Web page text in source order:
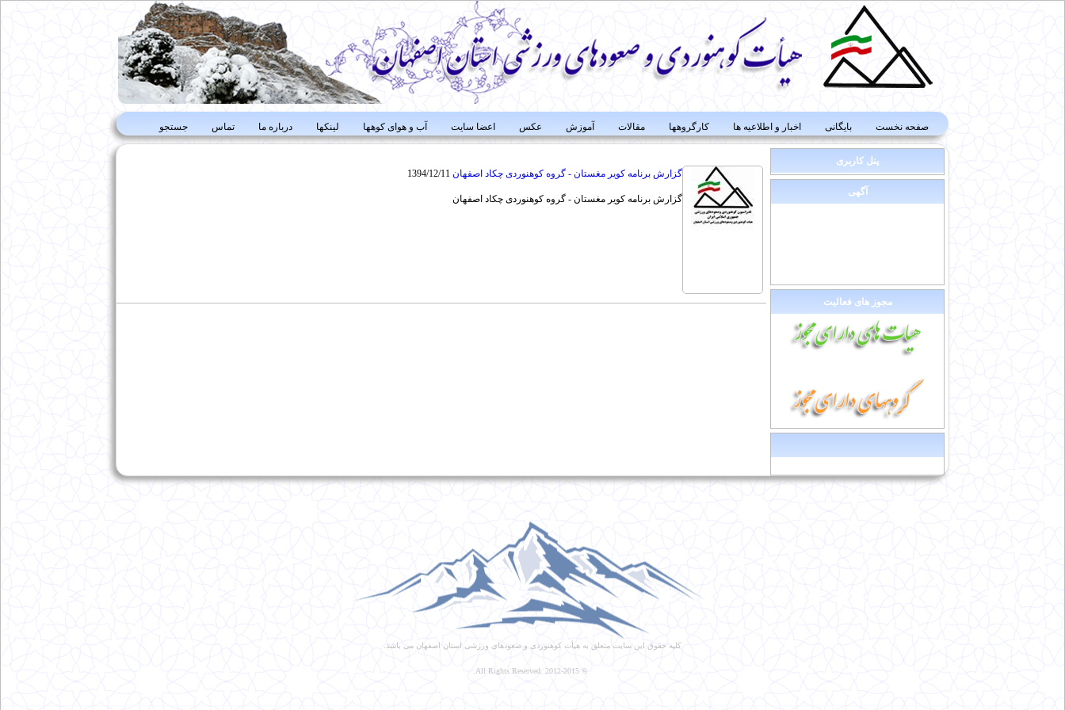
صفحه نخست بایگانی اخبار و اطلاعیه ها کارگروهها مقالات آموزش عکس اعضا سایت آب و هوای کوهها لینکها درباره ما تماس جستجو
پنل کاربری
آگهی
مجوز های فعالیت
گزارش برنامه کویر مغستان - گروه کوهنوردی چکاد اصفهان 1394/12/11
گزارش برنامه کویر مغستان - گروه کوهنوردی چکاد اصفهان
کلیه حقوق این سایت متعلق به هیأت کوهنوردی و صعودهای ورزشی استان اصفهان می باشد.
© 2012-2015 All Rights Reserved.